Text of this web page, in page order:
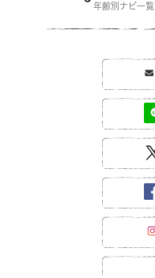
年齢別ナビ一覧